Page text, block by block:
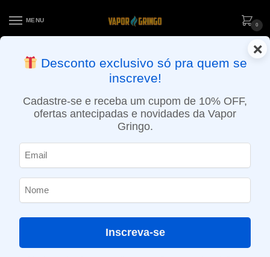
MENU
0
ENTREGA NO MESMO DIA EM SÃO PAULO (SEG A SEX): PEDIDOS
APROVADOS ATÉ 15:30 VIA MOTOBOY
×
Desconto exclusivo só pra quem se
inscreve!
Cadastre-se e receba um cupom de 10% OFF,
ofertas antecipadas e novidades da Vapor
Gringo.
Inscreva-se